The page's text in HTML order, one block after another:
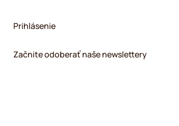
Prihlásenie
Začnite odoberať naše newslettery